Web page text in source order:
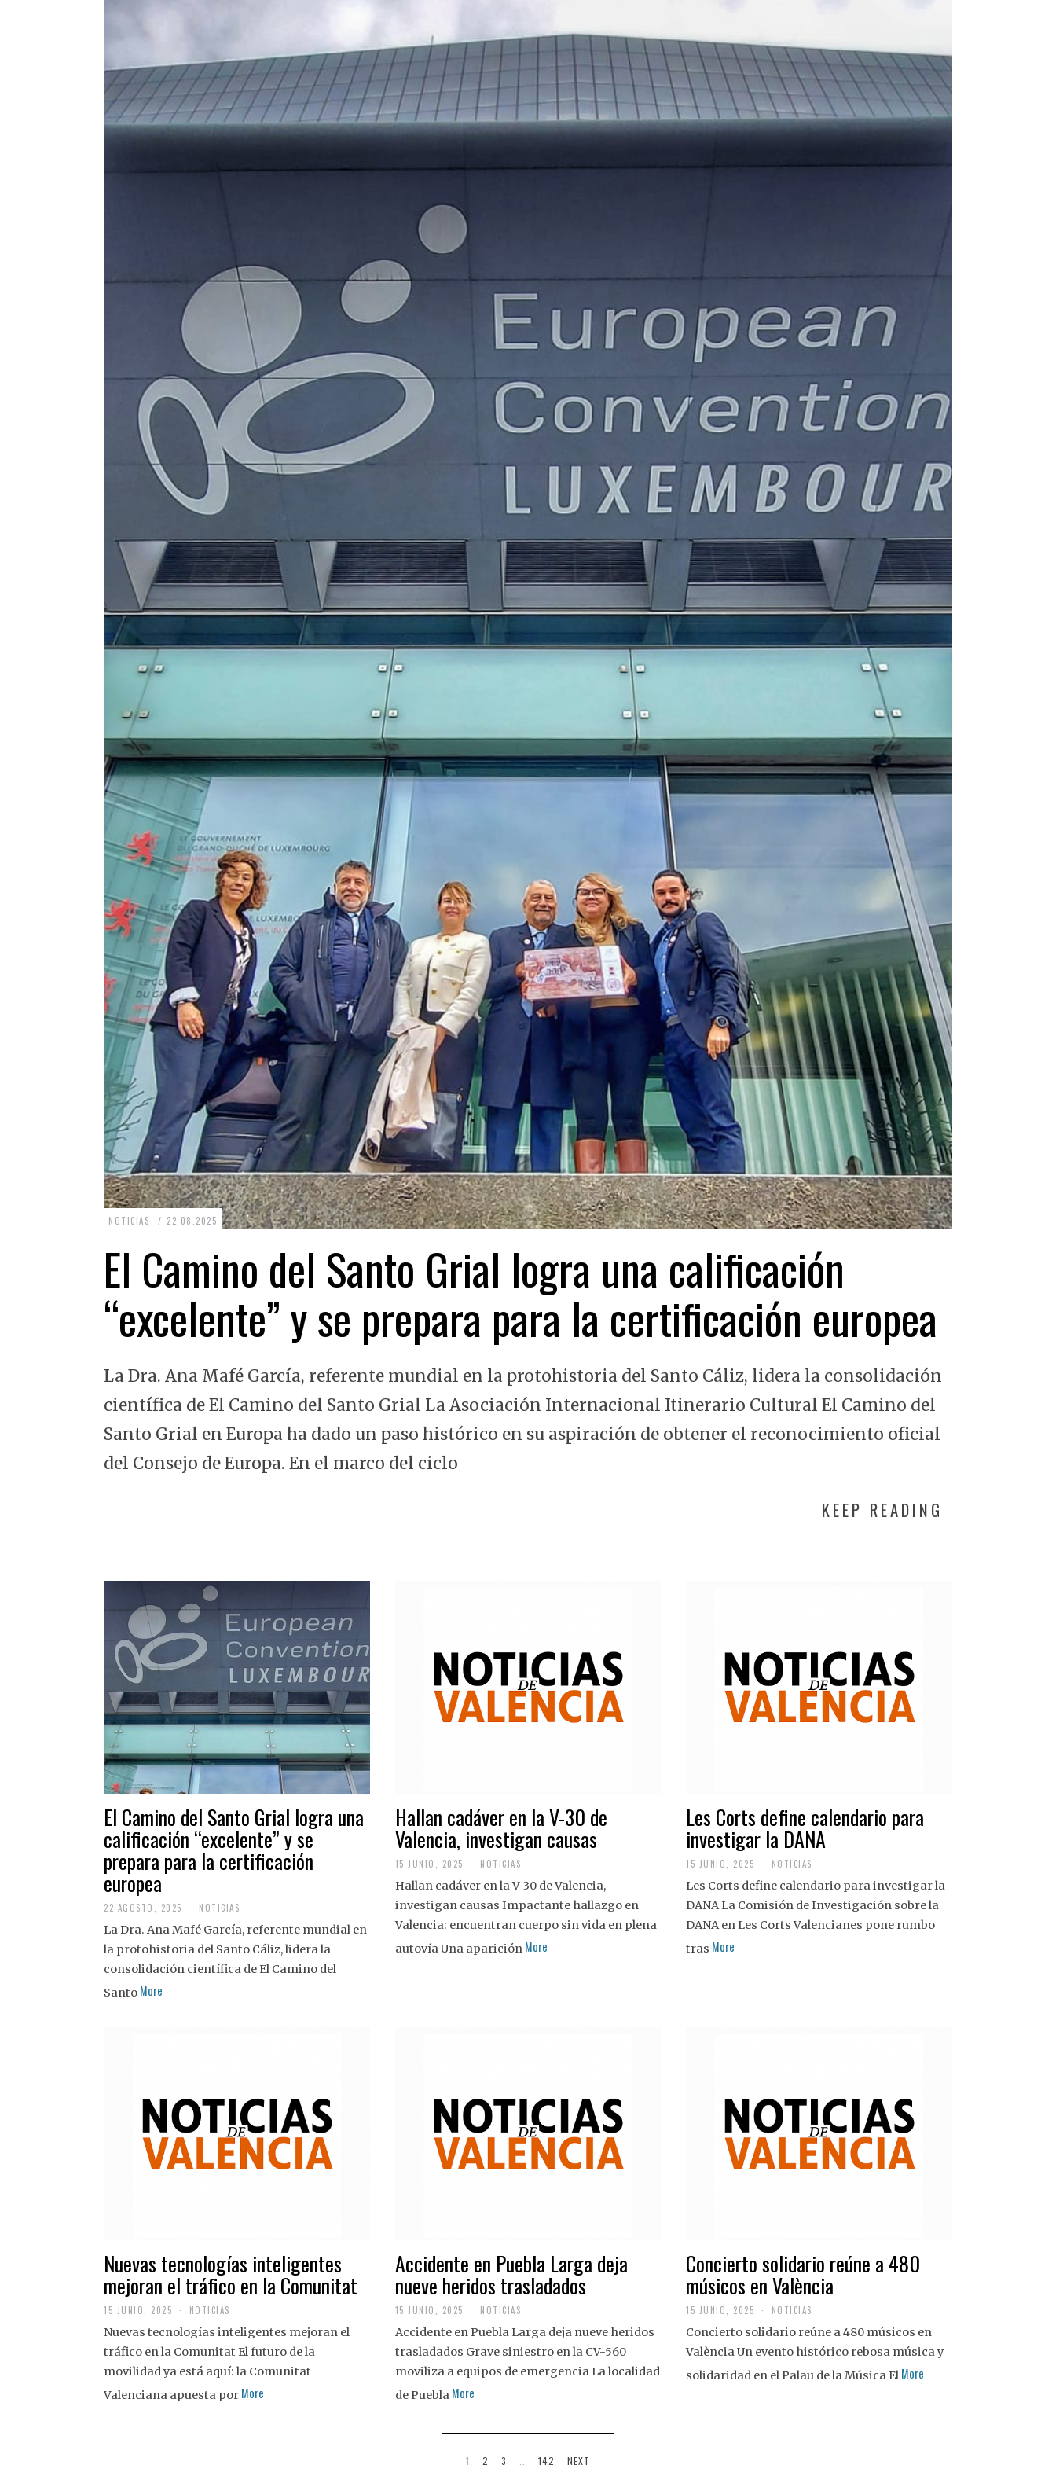
NOTICIAS 22.08.2025 2
.
0
0
2
El Camino del Santo Grial logra una calificación
“excelente” y se prepara para la certificación europea
La Dra. Ana Mafé García, referente mundial en la protohistoria del Santo Cáliz, lidera la consolidación
científica de El Camino del Santo Grial La Asociación Internacional Itinerario Cultural El Camino del
Santo Grial en Europa ha dado un paso histórico en su aspiración de obtener el reconocimiento oficial
del Consejo de Europa. En el marco del ciclo
KEEP READING
El Camino del Santo Grial logra una
calificación “excelente” y se
prepara para la certificación
europea
22 AGOSTO, 2025
A
G
O
S
NOTICIAS
La Dra. Ana Mafé García, referente mundial en
la protohistoria del Santo Cáliz, lidera la
consolidación científica de El Camino del
Santo More
Hallan cadáver en la V-30 de
Valencia, investigan causas
15 JUNIO, 2025 NOTICIAS
Hallan cadáver en la V-30 de Valencia,
investigan causas Impactante hallazgo en
Valencia: encuentran cuerpo sin vida en plena
autovía Una aparición More
Les Corts define calendario para
investigar la DANA
15 JUNIO, 2025 NOTICIAS
Les Corts define calendario para investigar la
DANA La Comisión de Investigación sobre la
DANA en Les Corts Valencianes pone rumbo
tras More
Nuevas tecnologías inteligentes
mejoran el tráfico en la Comunitat
15 JUNIO, 2025 NOTICIAS
Nuevas tecnologías inteligentes mejoran el
tráfico en la Comunitat El futuro de la
movilidad ya está aquí: la Comunitat
Valenciana apuesta por More
Accidente en Puebla Larga deja
nueve heridos trasladados
15 JUNIO, 2025 NOTICIAS
Accidente en Puebla Larga deja nueve heridos
trasladados Grave siniestro en la CV-560
moviliza a equipos de emergencia La localidad
de Puebla More
Concierto solidario reúne a 480
músicos en València
15 JUNIO, 2025 NOTICIAS
Concierto solidario reúne a 480 músicos en
València Un evento histórico rebosa música y
solidaridad en el Palau de la Música El More
1 2 3 … 142 NEXT